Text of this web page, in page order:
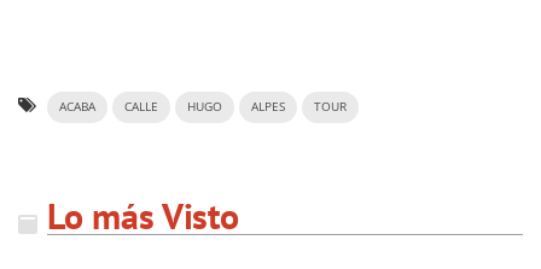
ACABA CALLE HUGO ALPES TOUR
Lo más Visto